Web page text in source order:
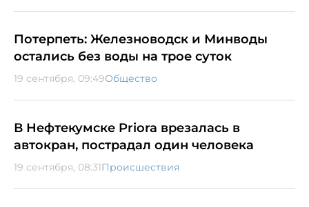
Потерпеть: Железноводск и Минводы
остались без воды на трое суток
19 сентября, 09:49Общество
В Нефтекумске Priora врезалась в
автокран, пострадал один человека
19 сентября, 08:31Происшествия